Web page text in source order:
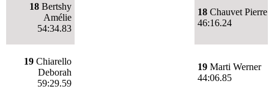
18 Bertshy
Amélie
54:34.83
18 Chauvet Pierre
46:16.24
19 Chiarello
Deborah
59:29.59
19 Marti Werner
44:06.85